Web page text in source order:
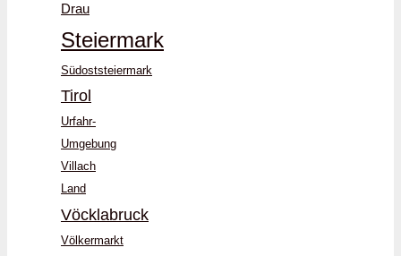
Drau
Steiermark
Südoststeiermark
Tirol
Urfahr-
Umgebung
Villach
Land
Vöcklabruck
Völkermarkt